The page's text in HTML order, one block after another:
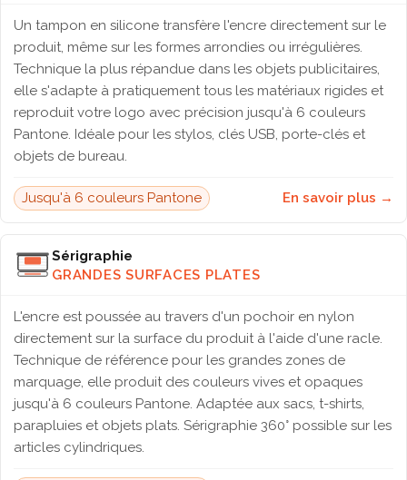
Un tampon en silicone transfère l'encre directement sur le
produit, même sur les formes arrondies ou irrégulières.
Technique la plus répandue dans les objets publicitaires,
elle s'adapte à pratiquement tous les matériaux rigides et
reproduit votre logo avec précision jusqu'à 6 couleurs
Pantone. Idéale pour les stylos, clés USB, porte-clés et
objets de bureau.
Jusqu'à 6 couleurs Pantone En savoir plus →
Sérigraphie
GRANDES SURFACES PLATES
L'encre est poussée au travers d'un pochoir en nylon
directement sur la surface du produit à l'aide d'une racle.
Technique de référence pour les grandes zones de
marquage, elle produit des couleurs vives et opaques
jusqu'à 6 couleurs Pantone. Adaptée aux sacs, t-shirts,
parapluies et objets plats. Sérigraphie 360° possible sur les
articles cylindriques.